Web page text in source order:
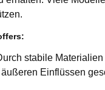
stabile
Einflüssen